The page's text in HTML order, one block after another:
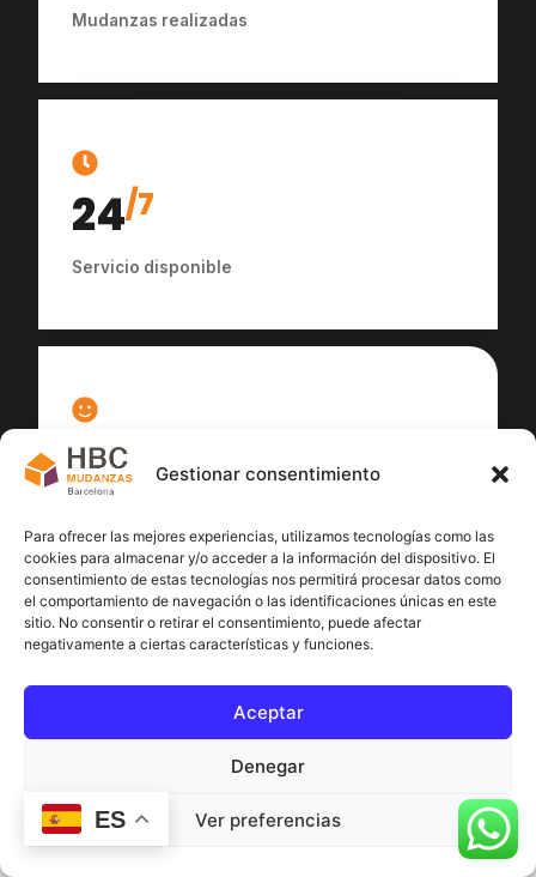
Gestionar consentimiento
Para ofrecer las mejores experiencias, utilizamos tecnologías como las
cookies para almacenar y/o acceder a la información del dispositivo. El
consentimiento de estas tecnologías nos permitirá procesar datos como
el comportamiento de navegación o las identificaciones únicas en este
sitio. No consentir o retirar el consentimiento, puede afectar
negativamente a ciertas características y funciones.
Aceptar
Denegar
Ver preferencias
Mudanzas realizadas
24/7
Servicio disponible
100
ES